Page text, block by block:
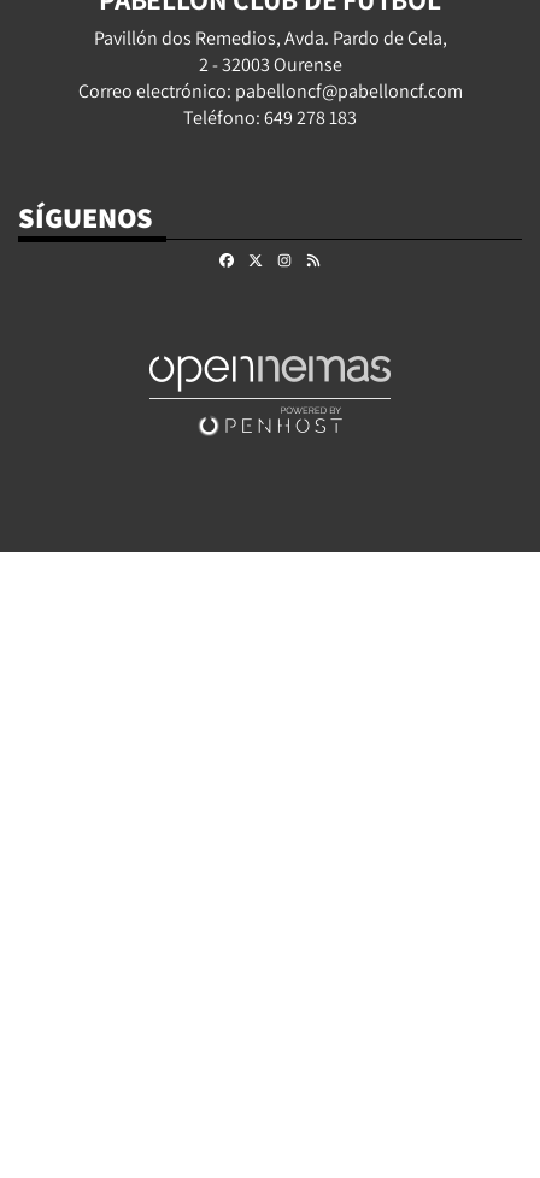
Pavillón dos Remedios, Avda. Pardo de Cela,
2 - 32003 Ourense
Correo electrónico: pabelloncf@pabelloncf.com
Teléfono: 649 278 183
SÍGUENOS
FacebookInstagram